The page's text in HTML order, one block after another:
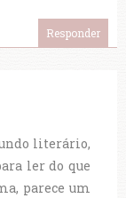
Responder
literário,
ler do que
parece um